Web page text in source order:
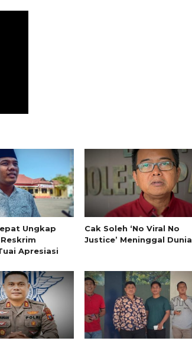
Ungkap
Apresiasi
Cak Soleh ‘No Viral No
Justice’ Meninggal Dunia